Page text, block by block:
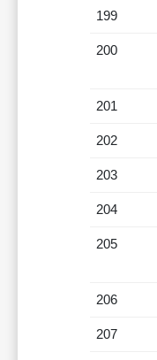
199
200
201
202
203
204
205
206
207